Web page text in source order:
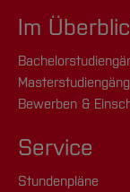
Im
Bewerben &
Service
Stundenpläne